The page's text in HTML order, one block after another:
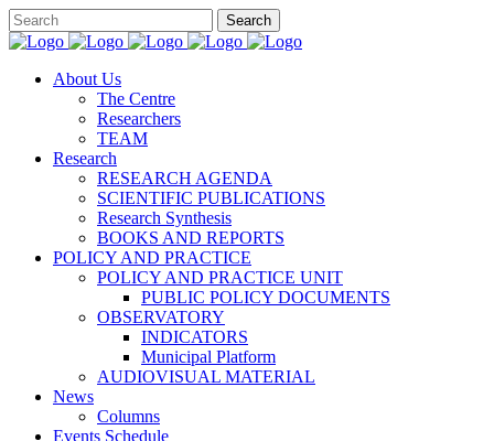
About Us
The Centre
Researchers
TEAM
Research
RESEARCH AGENDA
SCIENTIFIC PUBLICATIONS
Research Synthesis
BOOKS AND REPORTS
POLICY AND PRACTICE
POLICY AND PRACTICE UNIT
PUBLIC POLICY DOCUMENTS
OBSERVATORY
INDICATORS
Municipal Platform
AUDIOVISUAL MATERIAL
News
Columns
Events Schedule